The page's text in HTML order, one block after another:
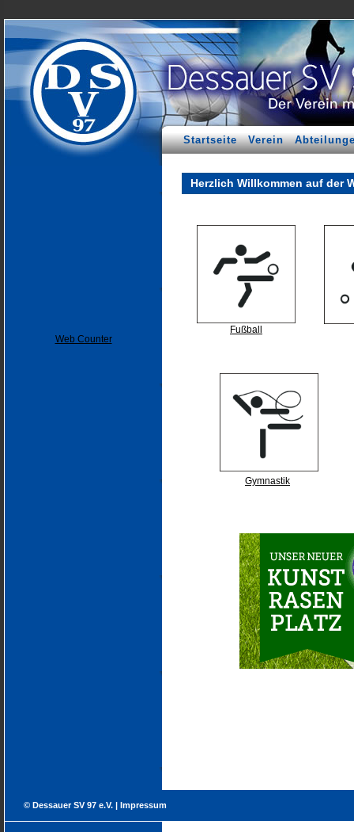
Startseite Verein
Web Counter
Herzlich Willkommen auf der
Fußball
Gymnastik
© Dessauer SV 97 e.V. | Impressum